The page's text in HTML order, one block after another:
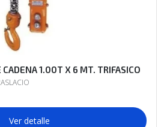
CADENA 1.00T X 6 MT. TRIFASICO
Ver detalle